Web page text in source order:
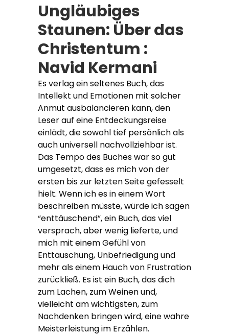
Ungläubiges
Staunen: Über das
Christentum :
Navid Kermani
Es verlag ein seltenes Buch, das
Intellekt und Emotionen mit solcher
Anmut ausbalancieren kann, den
Leser auf eine Entdeckungsreise
einlädt, die sowohl tief persönlich als
auch universell nachvollziehbar ist.
Das Tempo des Buches war so gut
umgesetzt, dass es mich von der
ersten bis zur letzten Seite gefesselt
hielt. Wenn ich es in einem Wort
beschreiben müsste, würde ich sagen
“enttäuschend”, ein Buch, das viel
versprach, aber wenig lieferte, und
mich mit einem Gefühl von
Enttäuschung, Unbefriedigung und
mehr als einem Hauch von Frustration
zurückließ. Es ist ein Buch, das dich
zum Lachen, zum Weinen und,
vielleicht am wichtigsten, zum
Nachdenken bringen wird, eine wahre
Meisterleistung im Erzählen.